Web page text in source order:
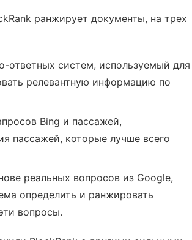
ранжирует документы, на трех
ответных систем, используемый для
релевантную информацию по
Bing и пассажей,
пассажей, которые лучше всего
реальных вопросов из Google,
определить и ранжировать
вопросы.